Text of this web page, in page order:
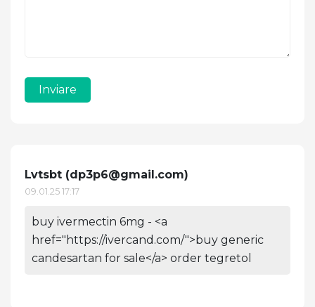
Inviare
Lvtsbt (dp3p6@gmail.com)
09.01.25 17:17
buy ivermectin 6mg - <a
href="https://ivercand.com/">buy generic
candesartan for sale</a> order tegretol